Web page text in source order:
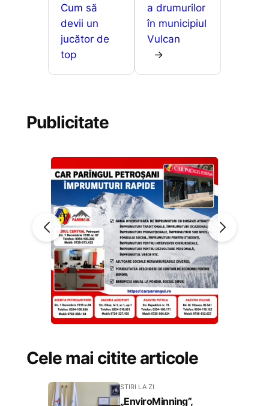
Cum să
devii un
jucător de
top
a drumurilor
în municipiul
Vulcan
→
Publicitate
Cele mai citite articole
STIRI LA ZI
„EnviroMinning”,